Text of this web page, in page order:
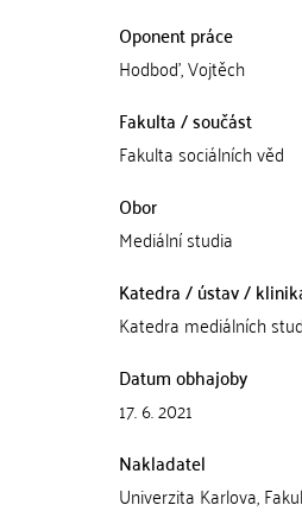
Oponent práce
Hodboď, Vojtěch
Fakulta / součást
Fakulta sociálních věd
Obor
Mediální studia
Katedra / ústav /
Katedra mediálních
Datum obhajoby
17. 6. 2021
Nakladatel
Univerzita Karlova,